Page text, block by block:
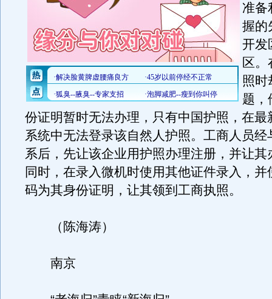
准备
握的
开发
区。
照时
题，
份证明暂时无法办理，只有中国护照，在最
系统中无法登录该自然人护照。工商人员经
系后，先让该企业用护照办理注册，并让其
同时，在录入微机时使用其他证件录入，并
码为其身份证明，让其领到工商执照。
（陈海涛）
南京